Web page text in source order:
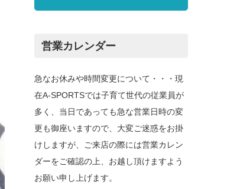
営業カレンダー
急なお休みや時間変更について・・・現
在A-SPORTSでは子育て世代の従業員が
多く、当日であっても急な営業日時の変
更も御座いますので、大変ご迷惑をお掛
けしますが、ご来店の際には営業カレン
ダーをご確認の上、お越し頂けますよう
お願い申し上げます。